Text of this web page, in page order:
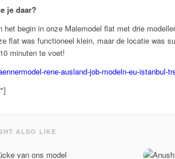
je daar?
het begin in onze Malemodel flat met drie
flat was functioneel klein, maar de locatie was
minuten te voet!
ALSO LIKE